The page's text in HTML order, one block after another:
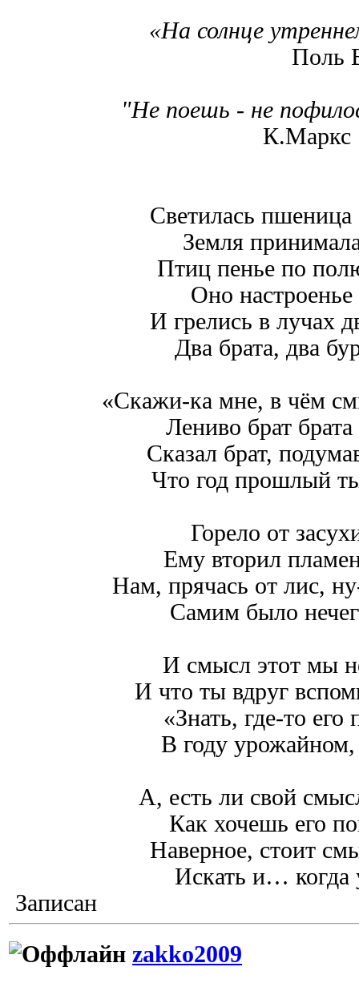
«На солнце утреннем
Поль
"Не поешь - не
К.Маркс
Светилась пшеница
Земля
Птиц пенье по
Оно настроенье
И грелись в лучах
Два брата, два
«Скажи-ка мне, в чём
Лениво брат
Сказал брат,
Что год прошлый
Горело от
Ему вторил
Нам, прячась от лис,
Самим было
И смысл этот мы
И что ты вдруг
«Знать, где-то его
В году
А, есть ли свой
Как хочешь его
Наверное, стоит
Искать и… когда
Записан
zakko2009